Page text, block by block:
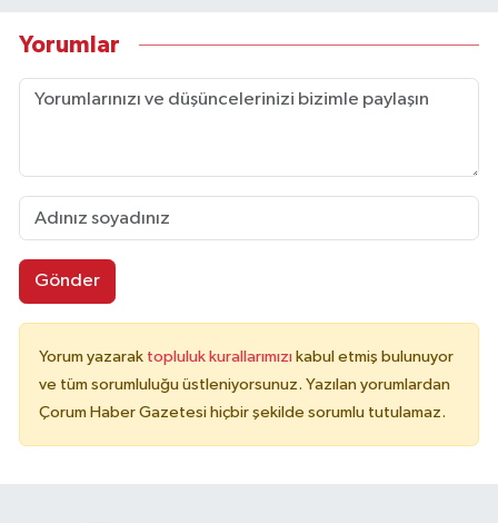
Yorumlar
Gönder
Yorum yazarak topluluk kurallarımızı kabul etmiş bulunuyor
ve tüm sorumluluğu üstleniyorsunuz. Yazılan yorumlardan
Çorum Haber Gazetesi hiçbir şekilde sorumlu tutulamaz.